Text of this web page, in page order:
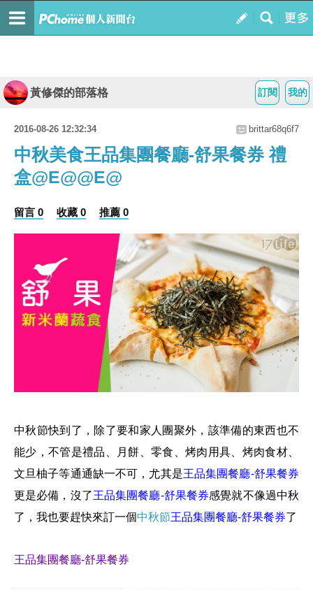
我的
訂閱
黃修傑的部落格
2016-08-26 12:32:34 brittar68q6f7
中秋美食王品集團餐廳-舒果餐券 禮
盒@E@@E@
留言 0 收藏 0 推薦 0
中秋節快到了，除了要和家人團聚外，該準備的東西也不
能少， 不管是禮品、月餅、零食、烤肉用具、烤肉食材、
文旦柚子等通通缺一不可， 尤其是王品集團餐廳-舒果餐券
更是必備，沒了王品集團餐廳-舒果餐券感覺就不像過中秋
了， 我也要趕快來訂一個中秋節王品集團餐廳-舒果餐券了
王品集團餐廳-舒果餐券